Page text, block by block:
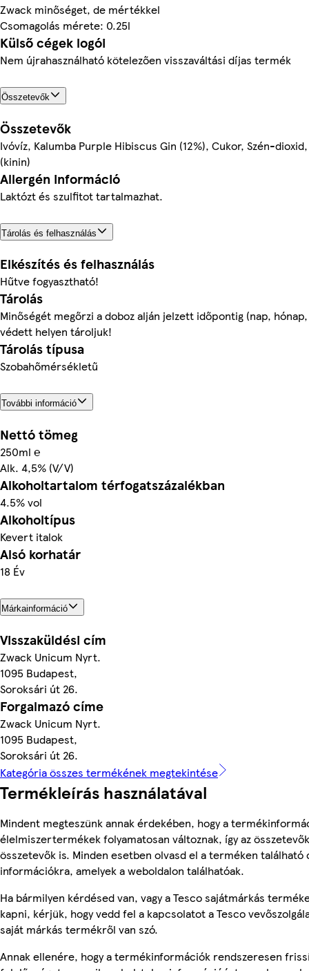
Zwack minőséget, de mértékkel
Csomagolás mérete: 0.25l
Külső cégek logói
Nem újrahasználható kötelezően visszaváltási díjas termék
Összetevők
Összetevők
Ivóvíz, Kalumba Purple Hibiscus Gin (12%), Cukor, Szén-
(kinin)
Allergén információ
Laktózt és szulfitot tartalmazhat.
Tárolás és felhasználás
Elkészítés és felhasználás
Hűtve fogyasztható!
Tárolás
Minőségét megőrzi a doboz alján jelzett időpontig (nap,
védett helyen tároljuk!
Tárolás típusa
Szobahőmérsékletű
További információ
Nettó tömeg
250ml ℮
Alk. 4,5% (V/V)
Alkoholtartalom térfogatszázalékban
4.5% vol
Alkoholtípus
Kevert italok
Alsó korhatár
18 Év
Márkainformáció
Visszaküldési cím
Zwack Unicum Nyrt.
1095 Budapest,
Soroksári út 26.
Forgalmazó címe
Zwack Unicum Nyrt.
1095 Budapest,
Soroksári út 26.
Kategória összes termékének megtekintése
Termékleírás használatával
Mindent megteszünk annak érdekében, hogy a
élelmiszertermékek folyamatosan változnak, így az
összetevők is. Minden esetben olvasd el a terméken található
információkra, amelyek a weboldalon találhatóak.
Ha bármilyen kérdésed van, vagy a Tesco sajátmárkás
kapni, kérjük, hogy vedd fel a kapcsolatot a Tesco
saját márkás termékről van szó.
Annak ellenére, hogy a termékinformációk rendszeresen